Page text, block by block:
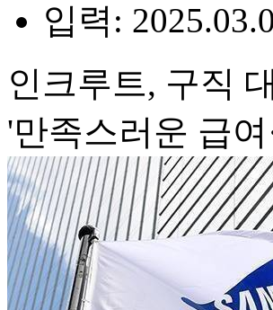
입력:
인크루트, 구직
'만족스러운 급